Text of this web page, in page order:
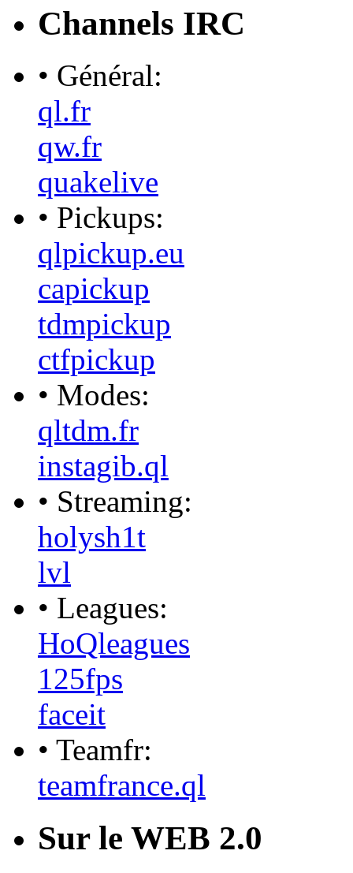
Channels IRC
• Général:
ql.fr
qw.fr
quakelive
• Pickups:
qlpickup.eu
capickup
tdmpickup
ctfpickup
• Modes:
qltdm.fr
instagib.ql
• Streaming:
holysh1t
lvl
• Leagues:
HoQleagues
125fps
faceit
• Teamfr:
teamfrance.ql
Sur le WEB 2.0